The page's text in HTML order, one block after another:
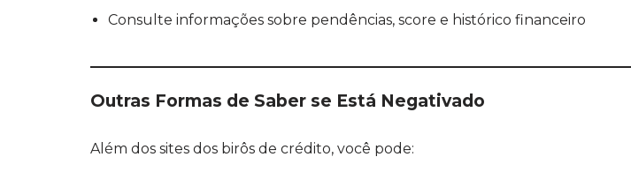
Consulte informações sobre pendências, score e histórico financeiro
Outras Formas de Saber se Está Negativado
Além dos sites dos birôs de crédito, você pode: